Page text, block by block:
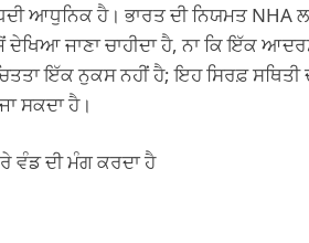
ਆਧੁਨਿਕ ਹੈ। ਭਾਰਤ ਦੀ ਨਿਯਮਤ NHA
ਜਾਣਾ ਚਾਹੀਦਾ ਹੈ, ਨਾ ਕਿ ਇੱਕ
ਇੱਕ ਨੁਕਸ ਨਹੀਂ ਹੈ; ਇਹ ਸਿਰਫ਼ ਸਥਿਤੀ
ਸਕਦਾ ਹੈ।
ਵੰਡ ਦੀ ਮੰਗ ਕਰਦਾ ਹੈ